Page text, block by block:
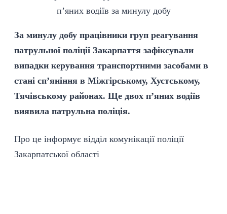
За минулу добу працівники груп реагування
патрульної поліції Закарпаття зафіксували
випадки керування транспортними засобами в
стані сп’яніння в Міжгірському, Хустському,
Тячівському районах. Ще двох п’яних водіїв
виявила патрульна поліція.
Про це інформує відділ комунікації поліції
Закарпатської області